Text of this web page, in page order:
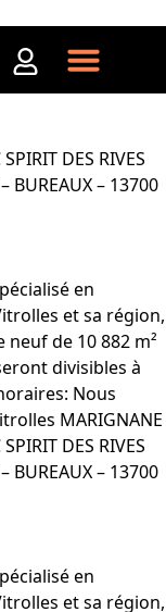
DES RIVES
BUREAUX – 13700
en
et sa région,
de 10 882 m²
divisibles à
Nous
MARIGNANE
DES RIVES
BUREAUX – 13700
en
et sa région,